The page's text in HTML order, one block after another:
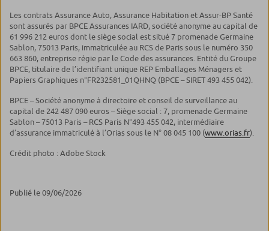
Les contrats Assurance Auto, Assurance Habitation et Assur-BP Santé
sont assurés par BPCE Assurances IARD, société anonyme au capital de
61 996 212 euros dont le siège social est situé 7 promenade Germaine
Sablon, 75013 Paris, immatriculée au RCS de Paris sous le numéro 350
663 860, entreprise régie par le Code des assurances. Entité du Groupe
BPCE, titulaire de l’identifiant unique REP Emballages Ménagers et
Papiers Graphiques n°FR232581_01QHNQ (BPCE – SIRET 493 455 042).
BPCE – Société anonyme à directoire et conseil de surveillance au
capital de 242 487 090 euros – Siège social : 7, promenade Germaine
Sablon – 75013 Paris – RCS Paris N°493 455 042, intermédiaire
d’assurance immatriculé à l’Orias sous le N° 08 045 100 (www.orias.fr).
Crédit photo : Adobe Stock
Publié le 09/06/2026